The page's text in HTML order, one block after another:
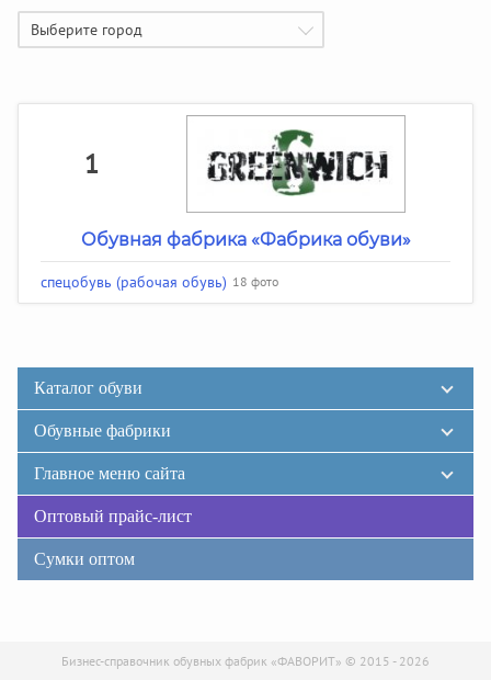
Выберите город
1
Обувная фабрика «Фабрика обуви»
спецобувь (рабочая обувь) 18 фото
Каталог обуви
Обувные фабрики
Главное меню сайта
Оптовый прайс-лист
Сумки оптом
Бизнес-справочник обувных фабрик «ФАВОРИТ» © 2015 - 2026